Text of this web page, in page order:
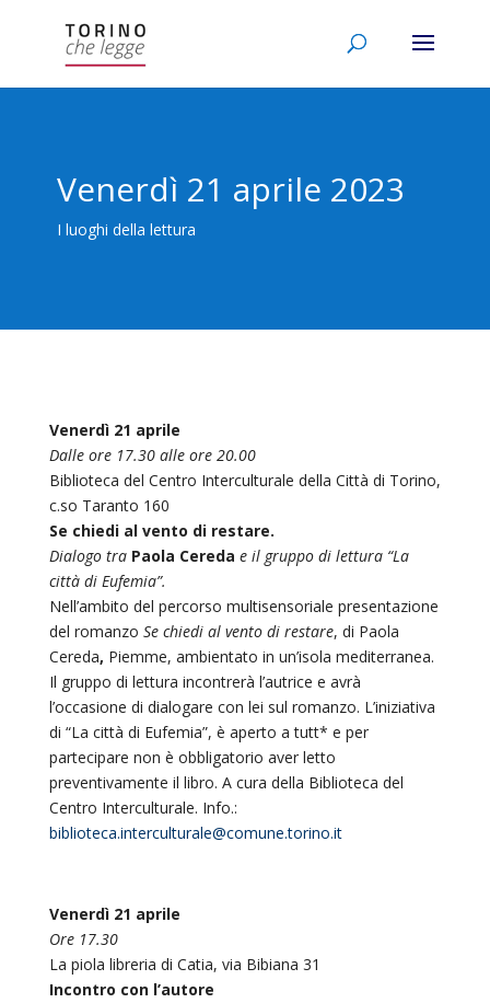
Venerdì 21 aprile 2023
I luoghi della lettura
Venerdì 21 aprile
Dalle ore 17.30 alle ore 20.00
Biblioteca del Centro Interculturale della Città di Torino,
c.so Taranto 160
Se chiedi al vento di restare.
Dialogo tra Paola Cereda e il gruppo di lettura “La
città di Eufemia”.
Nell’ambito del percorso multisensoriale presentazione
del romanzo Se chiedi al vento di restare, di Paola
Cereda, Piemme, ambientato in un’isola mediterranea.
Il gruppo di lettura incontrerà l’autrice e avrà
l’occasione di dialogare con lei sul romanzo. L’iniziativa
di “La città di Eufemia”, è aperto a tutt* e per
partecipare non è obbligatorio aver letto
preventivamente il libro. A cura della Biblioteca del
Centro Interculturale. Info.:
biblioteca.interculturale@comune.torino.it
Venerdì 21 aprile
Ore 17.30
La piola libreria di Catia, via Bibiana 31
Incontro con l’autore